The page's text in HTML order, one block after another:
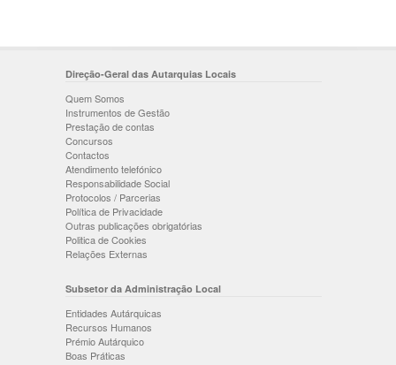
Direção-Geral das Autarquias Locais
Quem Somos
Instrumentos de Gestão
Prestação de contas
Concursos
Contactos
Atendimento telefónico
Responsabilidade Social
Protocolos / Parcerias
Política de Privacidade
Outras publicações obrigatórias
Politica de Cookies
Relações Externas
Subsetor da Administração Local
Entidades Autárquicas
Recursos Humanos
Prémio Autárquico
Boas Práticas